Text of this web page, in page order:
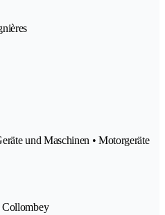
und Maschinen • Motorgeräte
Collombey